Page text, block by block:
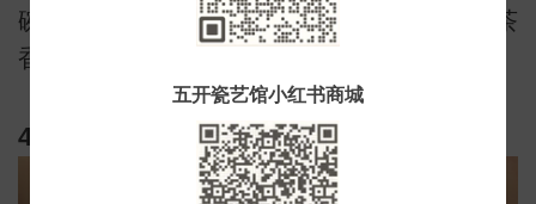
五开瓷艺馆小红书商城
碗内翻滚起来并散开，这样可以充分激发茶
香和泡出茶味。
4、出汤